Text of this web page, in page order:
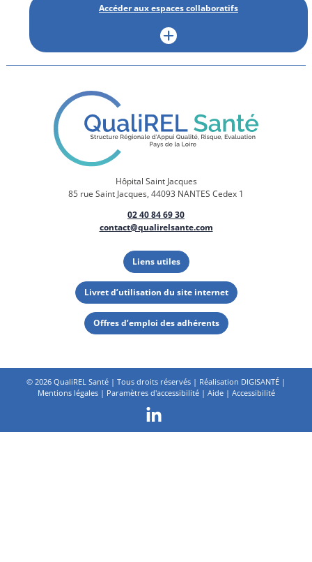
Accéder aux espaces collaboratifs
Hôpital Saint Jacques
85 rue Saint Jacques, 44093 NANTES Cedex 1
02 40 84 69 30
contact@qualirelsante.com
Liens utiles
Livret d’utilisation du site internet
Offres d’emploi des adhérents
© 2026 QualiREL Santé | Tous droits réservés | Réalisation DIGISANTÉ |
Mentions légales| Paramètres d'accessibilité| Aide| Accessibilité